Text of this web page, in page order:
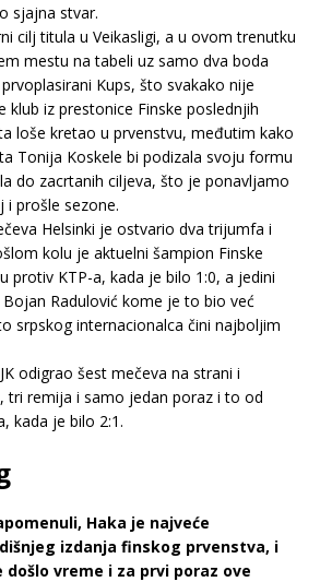
sjajna stvar.
cilj titula u Veikasligi, a u ovom trenutku
mestu na tabeli uz samo dva boda
Kups, što svakako nije
klub iz prestonice Finske poslednjih
loše kretao u prvenstvu, međutim kako
Tonija Koskele bi podizala svoju formu
do zacrtanih ciljeva, što je ponavljamo
i prošle sezone.
Helsinki je ostvario dva trijumfa i
kolu je aktuelni šampion Finske
protiv KTP-a, kada je bilo 1:0, a jedini
Radulović kome je to bio već
srpskog internacionalca čini najboljim
odigrao šest mečeva na strani i
tri remija i samo jedan poraz i to od
kada je bilo 2:1.
Haka je najveće
izdanja finskog prvenstva, i
došlo vreme i za prvi poraz ove